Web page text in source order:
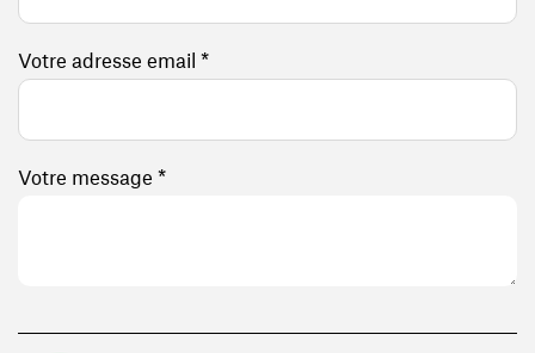
Votre adresse email *
Votre message *